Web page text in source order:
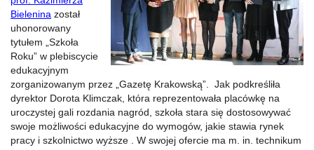
Bielenina został
uhonorowany
tytułem „Szkoła
Roku” w plebiscycie
edukacyjnym
zorganizowanym przez „Gazetę Krakowską”. Jak podkreśliła
dyrektor Dorota Klimczak, która reprezentowała placówkę na
uroczystej gali rozdania nagród, szkoła stara się dostosowywać
swoje możliwości edukacyjne do wymogów, jakie stawia rynek
pracy i szkolnictwo wyższe . W swojej ofercie ma m. in. technikum